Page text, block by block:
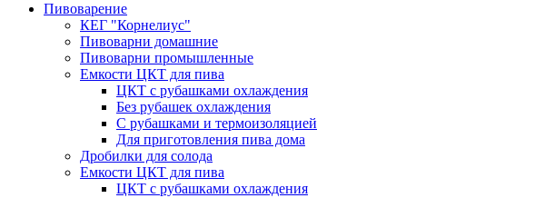
Пивоварение
КЕГ "Корнелиус"
Пивоварни домашние
Пивоварни промышленные
Емкости ЦКТ для пива
ЦКТ с рубашками охлаждения
Без рубашек охлаждения
С рубашками и термоизоляцией
Для приготовления пива дома
Дробилки для солода
Емкости ЦКТ для пива
ЦКТ с рубашками охлаждения